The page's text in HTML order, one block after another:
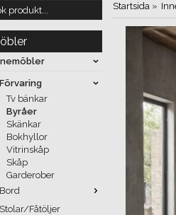
Förvaring
Tv bänkar
Byråer
Skänkar
Bokhyllor
Vitrinskåp
Skåp
Garderober
Bord
Stolar/Fåtöljer
Startsida »